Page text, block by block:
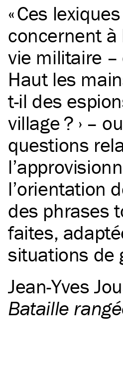
Ces lexiques
concernent à
vie militaire –
Haut les
t-il des
village ? › –
questions
l’orientation
des phrases
faites,
situations de
Jean-Yves
Bataille